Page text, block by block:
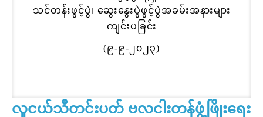
သင်တန်းဖွင့်ပွဲ၊ ဆွေးနွေးပွဲဖွင့်ပွဲအခမ်းအနားများ
ကျင်းပခြင်း
(၉-၉-၂၀၂၃)
လူငယ်သီတင်းပတ် ဗလငါးတန်ဖွံ့ဖြိုးရေး